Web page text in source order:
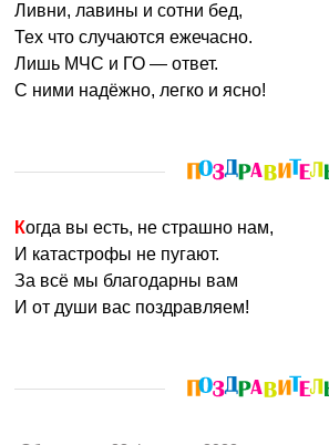
Ливни, лавины и сотни бед,
Тех что случаются ежечасно.
Лишь МЧС и ГО — ответ.
С ними надёжно, легко и ясно!
Когда вы есть, не страшно нам,
И катастрофы не пугают.
За всё мы благодарны вам
И от души вас поздравляем!